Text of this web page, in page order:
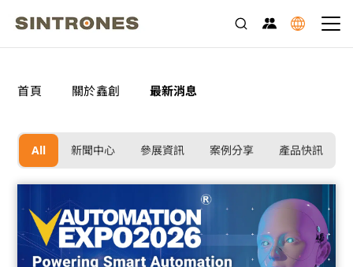
首頁 關於鑫創 最新消息
All 新聞中心 參展資訊 案例分享 產品快訊